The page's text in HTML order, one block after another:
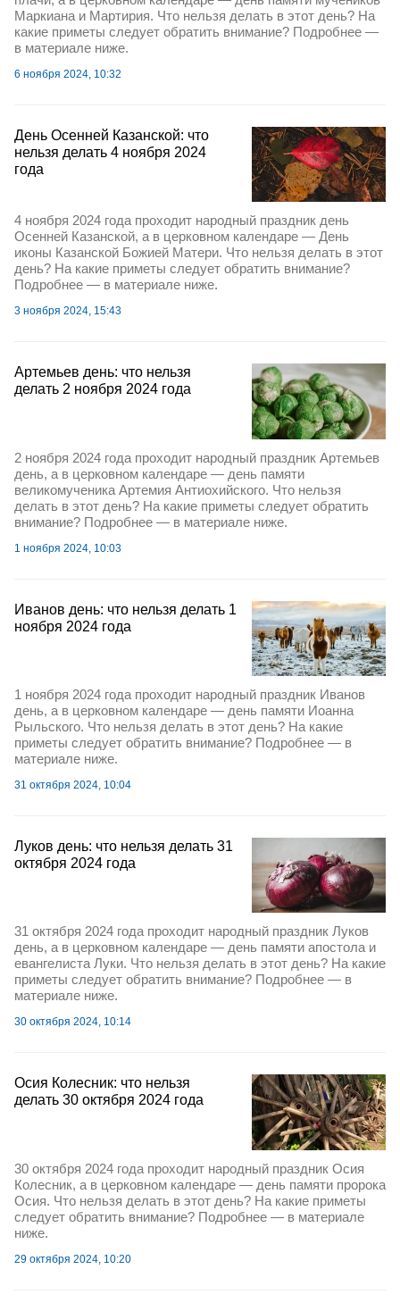
Маркиана и Мартирия. Что нельзя делать в этот день? На
какие приметы следует обратить внимание? Подробнее —
в материале ниже.
6 ноября 2024, 10:32
День Осенней Казанской: что
нельзя делать 4 ноября 2024
года
4 ноября 2024 года проходит народный праздник день
Осенней Казанской, а в церковном календаре — День
иконы Казанской Божией Матери. Что нельзя делать в этот
день? На какие приметы следует обратить внимание?
Подробнее — в материале ниже.
3 ноября 2024, 15:43
Артемьев день: что нельзя
делать 2 ноября 2024 года
2 ноября 2024 года проходит народный праздник Артемьев
день, а в церковном календаре — день памяти
великомученика Артемия Антиохийского. Что нельзя
делать в этот день? На какие приметы следует обратить
внимание? Подробнее — в материале ниже.
1 ноября 2024, 10:03
Иванов день: что нельзя делать 1
ноября 2024 года
1 ноября 2024 года проходит народный праздник Иванов
день, а в церковном календаре — день памяти Иоанна
Рыльского. Что нельзя делать в этот день? На какие
приметы следует обратить внимание? Подробнее — в
материале ниже.
31 октября 2024, 10:04
Луков день: что нельзя делать 31
октября 2024 года
31 октября 2024 года проходит народный праздник Луков
день, а в церковном календаре — день памяти апостола и
евангелиста Луки. Что нельзя делать в этот день? На какие
приметы следует обратить внимание? Подробнее — в
материале ниже.
30 октября 2024, 10:14
Осия Колесник: что нельзя
делать 30 октября 2024 года
30 октября 2024 года проходит народный праздник Осия
Колесник, а в церковном календаре — день памяти пророка
Осия. Что нельзя делать в этот день? На какие приметы
следует обратить внимание? Подробнее — в материале
ниже.
29 октября 2024, 10:20